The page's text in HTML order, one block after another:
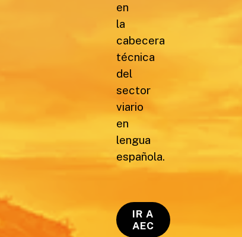
en
la
cabecera
técnica
del
sector
viario
en
lengua
española.
IR A
AEC